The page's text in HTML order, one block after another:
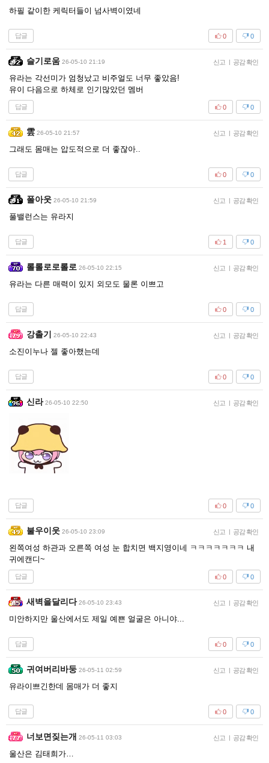
하필 같이한 케릭터들이 넘사벽이였네
답글 0
0
슬기로움 26-05-10 21:19 신고 | 공감 확인
유라는 각선미가 엄청났고 비주얼도 너무 좋았음!
유이 다음으로 하체로 인기많았던 멤버
답글 0
0
雲 26-05-10 21:57 신고 | 공감 확인
그래도 몸매는 압도적으로 더 좋잖아..
답글 0
0
폴아웃 26-05-10 21:59 신고 | 공감 확인
풀밸런스는 유라지
답글 0
1
롤롤로로롤로 26-05-10 22:15 신고 | 공감 확인
유라는 다른 매력이 있지 외모도 물론 이쁘고
답글 0
0
강촐기 26-05-10 22:43 신고 | 공감 확인
소진이누나 젤 좋아했는데
답글 0
0
신라 26-05-10 22:50 신고 | 공감 확인
답글 0
0
불우이웃 26-05-10 23:09 신고 | 공감 확인
왼쪽여성 하관과 오른쪽 여성 눈 합치면 백지영이네 ㅋㅋㅋㅋㅋㅋㅋ 내
귀에캔디~
답글 0
0
새벽을달리다 26-05-10 23:43 신고 | 공감 확인
미안하지만 울산에서도 제일 예쁜 얼굴은 아니야...
답글 0
0
귀여버리바둥 26-05-11 02:59 신고 | 공감 확인
유라이쁘긴한데 몸매가 더 좋지
답글 0
0
너보면짖는개 26-05-11 03:03 신고 | 공감 확인
울산은 김태희가…